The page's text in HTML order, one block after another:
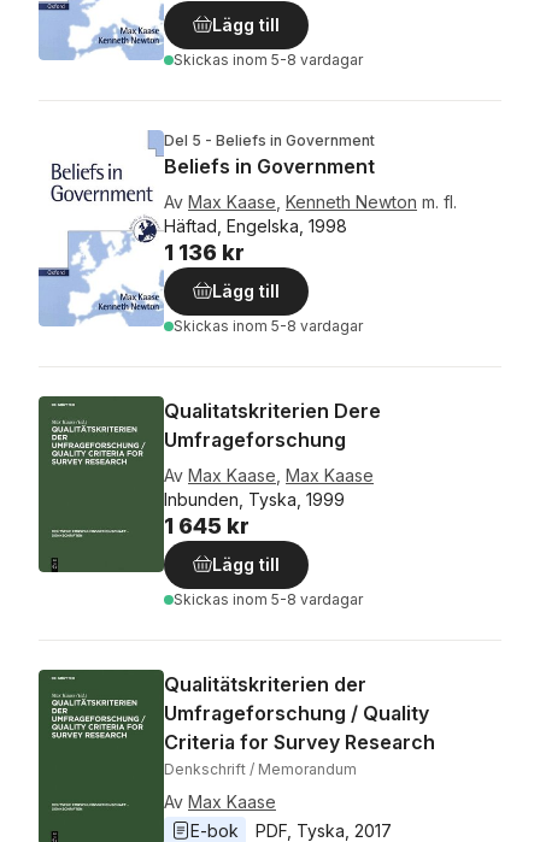
Lägg till
Skickas inom 5-8 vardagar
Del 5 - Beliefs in Government
Beliefs in Government
Av Max Kaase Kenneth Newton m. fl.
Häftad, Engelska, 1998
1 136 kr
Lägg till
Skickas inom 5-8 vardagar
Qualitatskriterien Dere
Umfrageforschung
Av Max Kaase Max Kaase
Inbunden, Tyska, 1999
1 645 kr
Lägg till
Skickas inom 5-8 vardagar
Qualitätskriterien der
Umfrageforschung / Quality
Criteria for Survey Research
Denkschrift / Memorandum
Av Max Kaase
E-bok
PDF Tyska 2017